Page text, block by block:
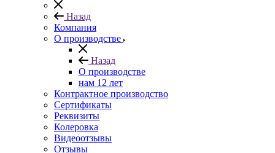
Назад
Компания
О производстве
Назад
О производстве
нам 12 лет
Контрактное производство
Сертификаты
Реквизиты
Колеровка
Видеоотзывы
Отзывы